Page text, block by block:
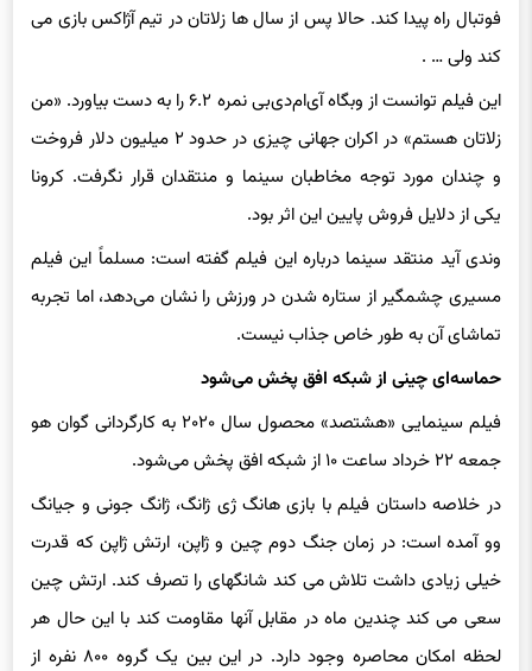
فوتبال راه پیدا کند. حالا پس از سال ها زلاتان در تیم آژاکس بازی می
کند ولی … .
این فیلم توانست از وبگاه آی‌ام‌دی‌بی نمره ۶.۲ را به دست بیاورد. «من
زلاتان هستم» در اکران جهانی چیزی در حدود ۲ میلیون دلار فروخت
و چندان مورد توجه مخاطبان سینما و منتقدان قرار نگرفت. کرونا
یکی از دلایل فروش پایین این اثر بود.
وندی آید منتقد سینما درباره این فیلم گفته است: مسلماً این فیلم
مسیری چشمگیر از ستاره شدن در ورزش را نشان می‌دهد، اما تجربه
تماشای آن به طور خاص جذاب نیست.
حماسه‌ای چینی از شبکه افق پخش می‌شود
فیلم سینمایی «هشتصد» محصول سال ۲۰۲۰ به کارگردانی گوان هو
جمعه ۲۲ خرداد ساعت ۱۰ از شبکه افق پخش می‌شود.
در خلاصه داستان فیلم با بازی هانگ ژی ژانگ، ژانگ جونی و جیانگ
وو آمده است: در زمان جنگ دوم چین و ژاپن، ارتش ژاپن که قدرت
خیلی زیادی داشت تلاش می کند شانگهای را تصرف کند. ارتش چین
سعی می کند چندین ماه در مقابل آنها مقاومت کند با این حال هر
لحظه امکان محاصره وجود دارد. در این بین یک گروه ۸۰۰ نفره از